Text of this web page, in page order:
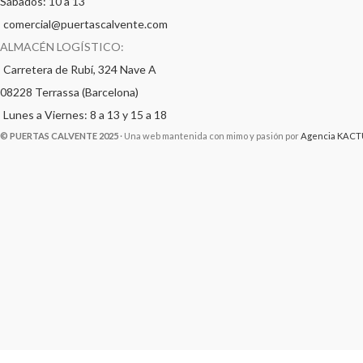
comercial@puertascalvente.com
ALMACÉN LOGÍSTICO:
Carretera de Rubí, 324 Nave A
08228 Terrassa (Barcelona)
Lunes a Viernes: 8 a 13 y 15 a 18
© PUERTAS CALVENTE 2025 · Una web mantenida con mimo y pasión por Agencia